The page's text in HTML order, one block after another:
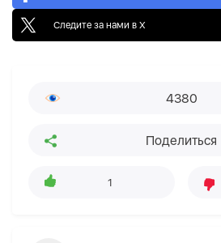
Следите за нами в X
4380
Поделиться
1